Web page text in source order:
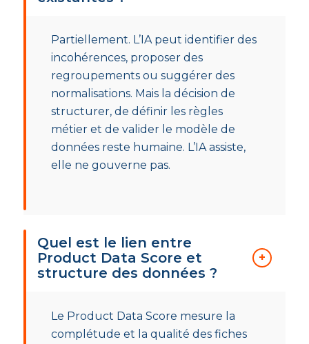
Partiellement. L’IA peut identifier des
incohérences, proposer des
regroupements ou suggérer des
normalisations. Mais la décision de
structurer, de définir les règles
métier et de valider le modèle de
données reste humaine. L’IA assiste,
elle ne gouverne pas.
Quel est le lien entre
Product Data Score et
structure des données ?
Le Product Data Score mesure la
complétude et la qualité des fiches